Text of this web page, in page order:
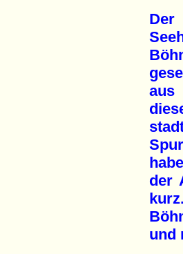
Der
aus
der
und